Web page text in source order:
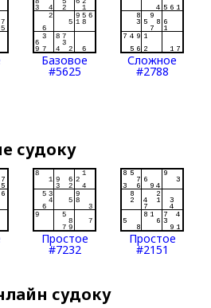
Базовое
#5625
Сложное
#2788
судоку
Простое
#7232
Простое
#2151
судоку